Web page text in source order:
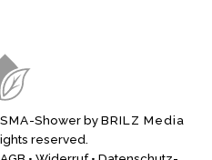
-Shower byBRILZ Media
reserved.